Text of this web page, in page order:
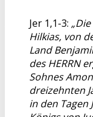
Jer 1,1-3:
Hilkias, von
Land
des HERRN
Sohnes
dreizehnten
in den Tagen